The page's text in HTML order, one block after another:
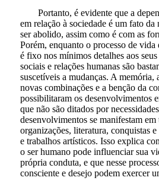
Portanto, é evidente que a
em relação à sociedade é um fato da
ser abolido, assim como é com as
Porém, enquanto o processo de vida
é fixo nos mínimos detalhes aos
sociais e relações humanas são
suscetíveis a mudanças. A memória,
novas combinações e a benção da
possibilitaram os desenvolvimentos
que não são ditados por
desenvolvimentos se manifestam
organizações, literatura, conquistas
e trabalhos artísticos. Isso explica
o ser humano pode influenciar sua
própria conduta, e que nesse
consciente e desejo podem exercer